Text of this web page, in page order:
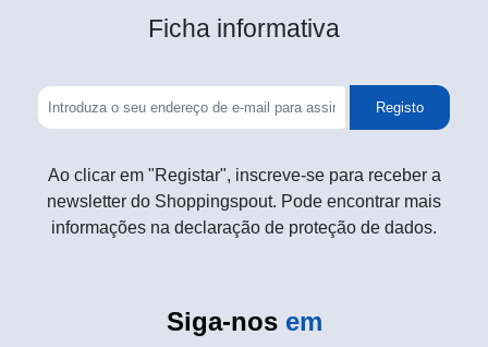
Ficha informativa
Registo
Ao clicar em "Registar", inscreve-se para receber a
newsletter do Shoppingspout. Pode encontrar mais
informações na declaração de proteção de dados.
Siga-nos em